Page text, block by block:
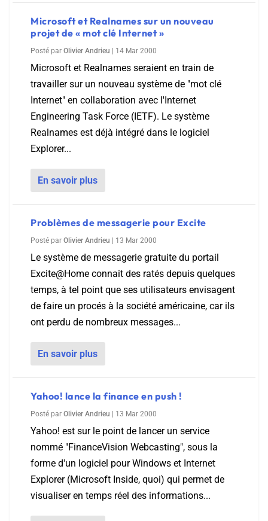
Microsoft et Realnames sur un nouveau
projet de « mot clé Internet »
Posté par Olivier Andrieu 14 Mar 2000
Microsoft et Realnames seraient en train de
travailler sur un nouveau système de "mot clé
Internet" en collaboration avec l'Internet
Engineering Task Force (IETF). Le système
Realnames est déjà intégré dans le logiciel
Explorer...
En savoir plus
Problèmes de messagerie pour Excite
Posté par Olivier Andrieu 13 Mar 2000
Le système de messagerie gratuite du portail
Excite@Home connait des ratés depuis quelques
temps, à tel point que ses utilisateurs envisagent
de faire un procés à la société américaine, car ils
ont perdu de nombreux messages...
En savoir plus
Yahoo! lance la finance en push !
Posté par Olivier Andrieu 13 Mar 2000
Yahoo! est sur le point de lancer un service
nommé "FinanceVision Webcasting", sous la
forme d'un logiciel pour Windows et Internet
Explorer (Microsoft Inside, quoi) qui permet de
visualiser en temps réel des informations...